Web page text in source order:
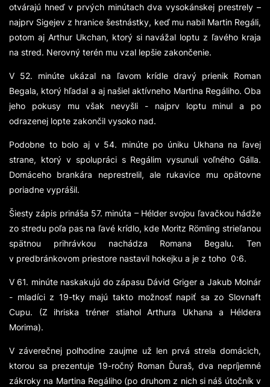
otvárajú hneď v prvých minútach dva vysokánskej prestrely –
najprv Sigejev z hranice šestnástky, keď mu nabil Martin Regáli,
potom aj Arthur Ukchan, ktorý si navážal loptu z ľavého kraja
na stred. Nerovný terén mu vzal lepšie zakončenie.
V 52. minúte ukázal na ľavom krídle dravý prienik Roman
Begala, ktorý hľadal a aj našiel aktívneho Martina Regáliho. Oba
jeho pokusy mu však nevyšli - najprv loptu minul a po
odrazenej lopte zakončil vysoko nad.
Podobne to bolo aj v 54. minúte po úniku Ukhana na ľavej
strane, ktorý v spolupráci s Regálim vysunuli voľného Gálla.
Domáceho brankára neprestrelil, ale rukavice mu opätovne
poriadne vyprášil.
Šiesty zápis prináša 57. minúta – Hélder svojou ľavačkou hádže
zo stredu poľa pas na ľavé krídlo, kde Moritz Rӧmling strieľanou
spätnou prihrávkou nachádza Romana Begalu. Ten
v predbránkovom priestore nastavil hokejku a je z toho 0:6.
V 61. minúte naskakujú do zápasu Dávid Griger a Jakub Molnár
- mladíci z 19-tky majú takto možnosť napiť sa zo Slovnaft
Cupu. (Z ihriska tréner stiahol Arthura Ukhana a Héldera
Morima).
V záverečnej polhodine zaujme už len prvá strela domácich,
ktorou sa prezentuje 19-ročný Roman Ďuraš, dva nepríjemné
zákroky na Martina Regáliho (po druhom z nich si náš útočník v